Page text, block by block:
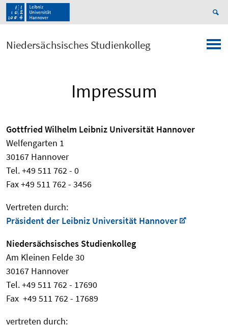
Niedersächsisches Studienkolleg
Impressum
Gottfried Wilhelm Leibniz Universität Hannover
Welfengarten 1
30167 Hannover
Tel. +49 511 762 - 0
Fax +49 511 762 - 3456
Vertreten durch:
Präsident der Leibniz Universität Hannover
Niedersächsisches Studienkolleg
Am Kleinen Felde 30
30167 Hannover
Tel. +49 511 762 - 17690
Fax +49 511 762 - 17689
vertreten durch: